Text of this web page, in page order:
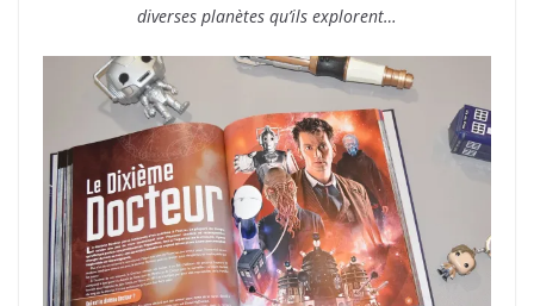
diverses planètes qu’ils explorent…